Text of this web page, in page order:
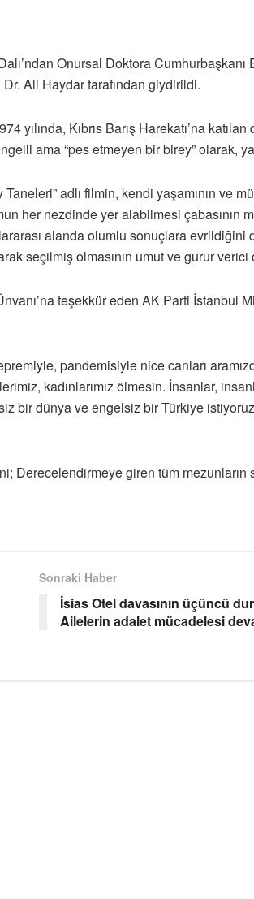
Onursal Doktora Cumhurbaşkanı
Ali Haydar tarafından giydirildi.
Kıbrıs Barış Harekatı’na katılan
ama “pes etmeyen bir birey” olarak,
adlı filmin, kendi yaşamının ve
her nezdinde yer alabilmesi çabasının
alanda olumlu sonuçlara evrildiğini
seçilmiş olmasının umut ve gurur
teşekkür eden AK Parti İstanbul
pandemisiyle nice canları
kadınlarımız ölmesin. İnsanlar,
bir dünya ve engelsiz bir Türkiye
Derecelendirmeye giren tüm mezunların
Sonraki Haber
İsias Otel davasının üçüncü
Ailelerin adalet mücadelesi